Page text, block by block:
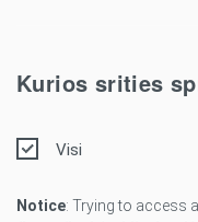
Kurios srities
Visi
Notice: Trying to access